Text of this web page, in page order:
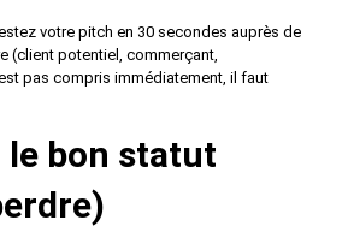
votre pitch en 30 secondes auprès de
(client potentiel, commerçant,
pas compris immédiatement, il faut
bon statut